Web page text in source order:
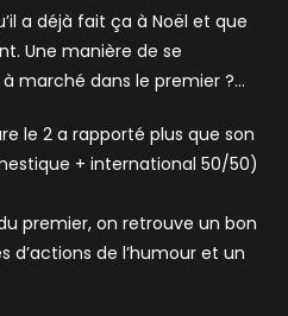
a déjà fait ça à Noël et que
Une manière de se
marché dans le premier ?…
le 2 a rapporté plus que son
+ international 50/50)
premier, on retrouve un bon
d’actions de l’humour et un